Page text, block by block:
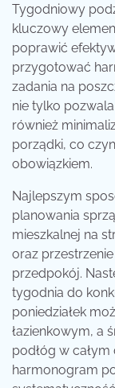
Tygodniowy
kluczowy
poprawić
przygotować
zadania na
nie tylko
również
porządki, co
obowiązkiem.
Najlepszym
planowania
mieszkalnej na
oraz
przedpokój.
tygodnia do
poniedziałek
łazienkowym, a
podłóg w
harmonogram